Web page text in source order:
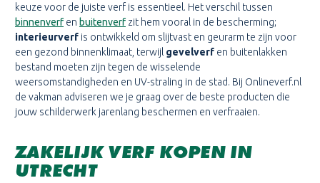
keuze voor de juiste verf is essentieel. Het verschil tussen
binnenverfen buitenverfzit hem vooral in de bescherming;
interieurverf is ontwikkeld om slijtvast en geurarm te zijn voor
een gezond binnenklimaat, terwijl gevelverf en buitenlakken
bestand moeten zijn tegen de wisselende
weersomstandigheden en UV-straling in de stad. Bij Onlineverf.nl
de vakman adviseren we je graag over de beste producten die
jouw schilderwerk jarenlang beschermen en verfraaien.
ZAKELIJK VERF KOPEN IN
UTRECHT